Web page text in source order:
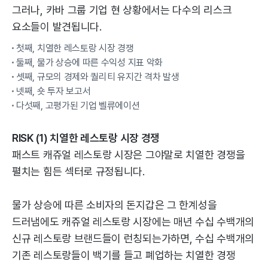
그러나, 카바 그룹 기업 현 상황에서는 다수의 리스크
요소들이 발견됩니다.
첫째, 치열한 레스토랑 시장 경쟁
둘째, 물가 상승에 따른 수익성 지표 악화
셋째, 규모의 경제와 퀄리티 유지간 격차 발생
넷째, 숏 투자 보고서
다섯째, 고평가된 기업 벨류에이션
RISK (1) 치열한 레스토랑 시장 경쟁
패스트 캐쥬얼 레스토랑 시장은 그야말로 치열한 경쟁을
펼치는 힘든 섹터로 규정됩니다.
물가 상승에 따른 소비자의 돈지갑은 그 한계성을
드러냄에도 캐쥬얼 레스토랑 시장에는 매년 수십 수백개의
신규 레스토랑 브랜드들이 런칭되는가하면, 수십 수백개의
기존 레스토랑들이 백기를 들고 폐업하는 치열한 경쟁